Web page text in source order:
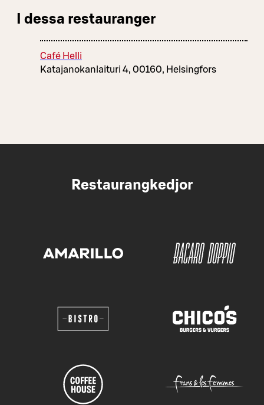
I dessa restauranger
Café Helli
Katajanokanlaituri 4, 00160, Helsingfors
Restaurangkedjor